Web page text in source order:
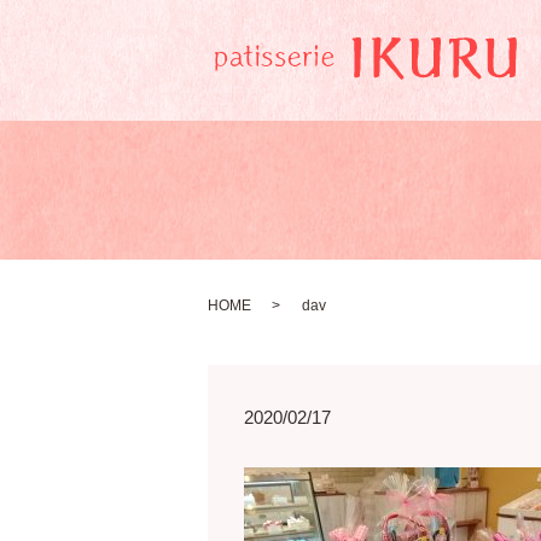
HOME dav
2020/02/17